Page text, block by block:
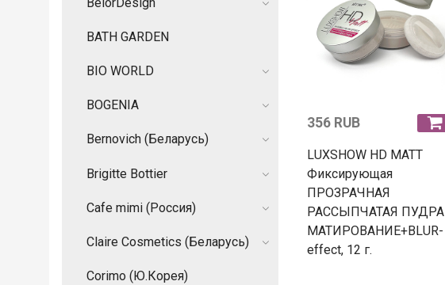
356 RUB
LUXSHOW HD MATT
Фиксирующая
ПРОЗРАЧНАЯ
РАССЫПЧАТАЯ ПУДРА
МАТИРОВАНИЕ+BLUR-
effect, 12 г.
BATH GARDEN
BIO WORLD
BOGENIA
Bernovich (Беларусь)
Brigitte Bottier
Cafe mimi (Россия)
Claire Cosmetics (Беларусь)
Corimo (Ю.Корея)